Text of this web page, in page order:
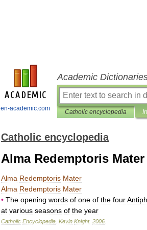
en-academic.com
Academic
Catholic encyclopedia
Catholic encyclopedia
Alma Redemptoris Mater
Alma Redemptoris Mater
Alma Redemptoris Mater
• The opening words of one of the four
at various seasons of the year
Catholic Encyclopedia Kevin Knight. 2006